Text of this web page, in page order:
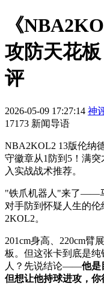
《
攻防天花
评
2026-05-09 17:27:14 神
17173 新闻导语
NBA2KOL2 13版伦纳
守徽章从1防到5！满
入实战战术推荐。
"铁爪机器人"来了——
对手防到怀疑人生的
2KOL2。
201cm身高、220cm臂
板。但这张卡到底是
人？先说结论——他是
但想让他持球进攻，你